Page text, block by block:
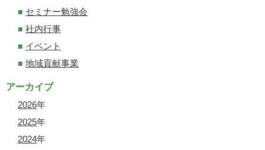
セミナー勉強会
社内行事
イベント
地域貢献事業
アーカイブ
2026年
2025年
2024年